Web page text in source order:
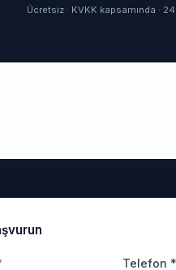
Ücretsiz · KVKK kapsamında ·
Telefon *